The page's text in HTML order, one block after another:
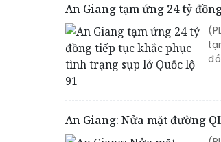
An Giang tạm ứng 24 tỷ
An Giang: Nửa mặt đường